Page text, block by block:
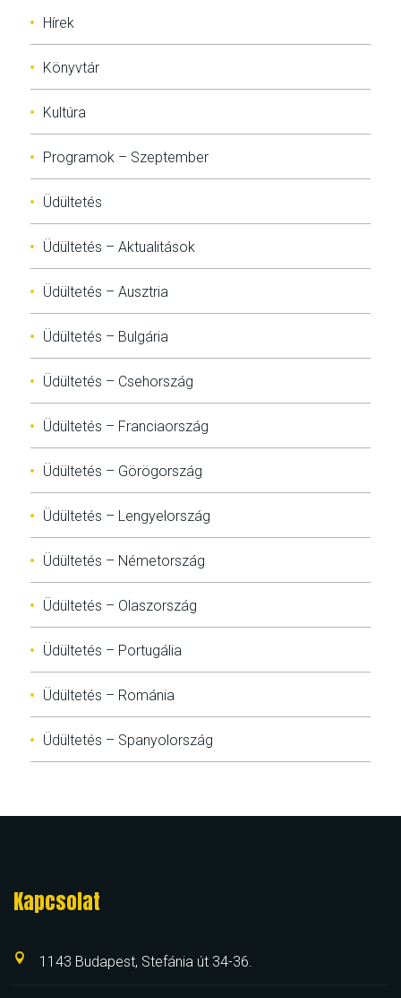
Hírek
Könyvtár
Kultúra
Programok – Szeptember
Üdültetés
Üdültetés – Aktualitások
Üdültetés – Ausztria
Üdültetés – Bulgária
Üdültetés – Csehország
Üdültetés – Franciaország
Üdültetés – Görögország
Üdültetés – Lengyelország
Üdültetés – Németország
Üdültetés – Olaszország
Üdültetés – Portugália
Üdültetés – Románia
Üdültetés – Spanyolország
Kapcsolat
1143 Budapest, Stefánia út 34-36.